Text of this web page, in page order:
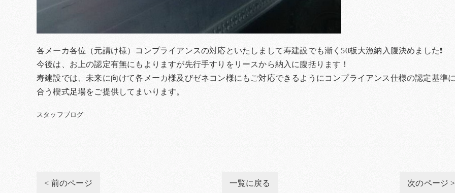
各メーカ各位（元請け様）コンプライアンスの対応といたしまして寿建設でも漸く50板大漁納入腹決めました❗
今後は、お上の認定有無にもよりますが先行手すりをリースから納入に腹括ります！
寿建設では、未来に向けて各メーカ様及びゼネコン様にもご対応できるようにコンプライアンス仕様の認定基準
合う楔式足場をご提供してまいります。
スタッフブログ
< 前のページ 一覧に戻る 次のページ >